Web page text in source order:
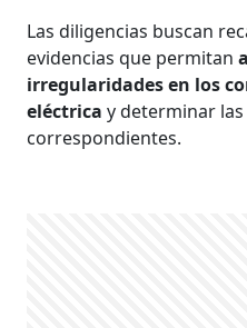
Las diligencias buscan
evidencias que permitan
irregularidades en los
eléctrica y determinar
correspondientes.